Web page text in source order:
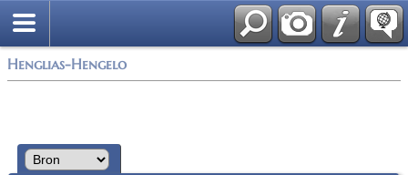
Henglias-Hengelo